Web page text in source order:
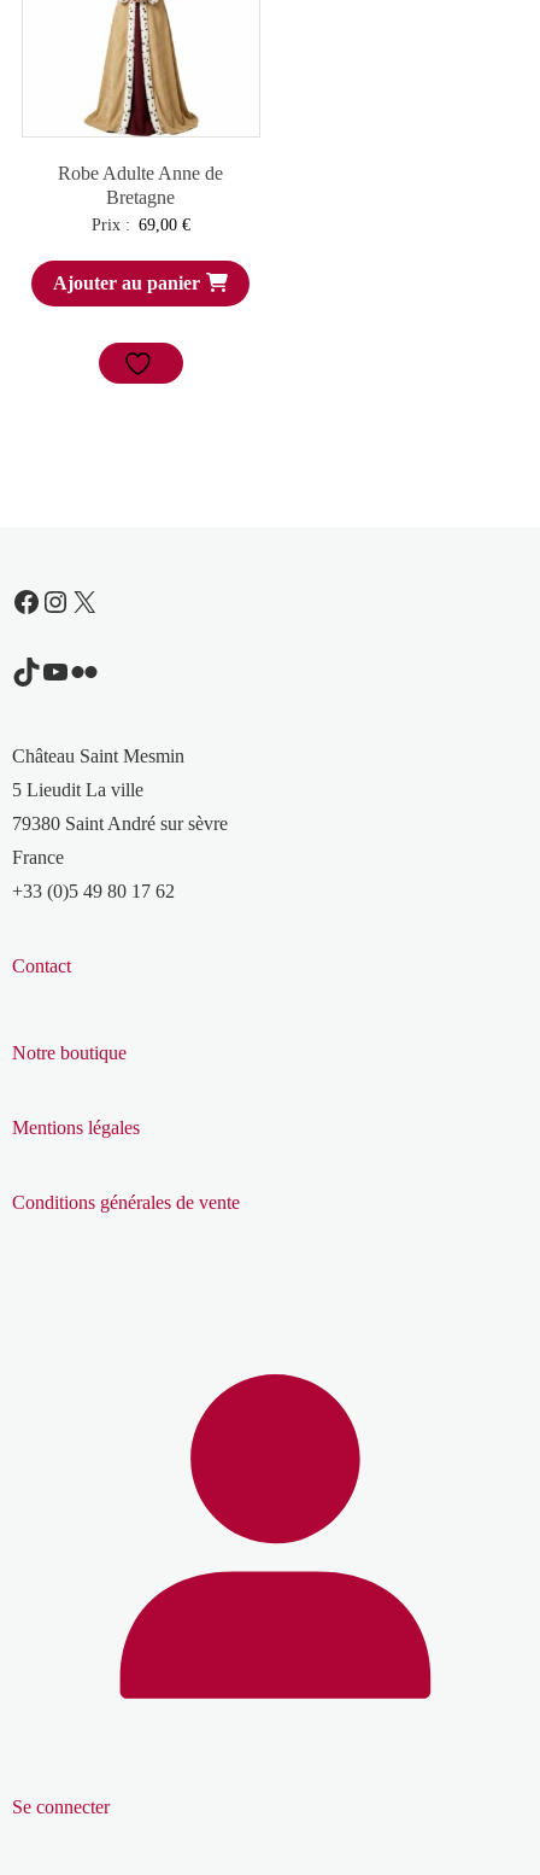
Robe Adulte Anne de
Bretagne
Prix : 69,00 €
Ajouter au panier
Facebook
Instagram
X
TikTok
YouTube
Flickr
Château Saint Mesmin
5 Lieudit La ville
79380 Saint André sur sèvre
France
+33 (0)5 49 80 17 62
Contact
Notre boutique
Mentions légales
Conditions générales de vente
Se connecter